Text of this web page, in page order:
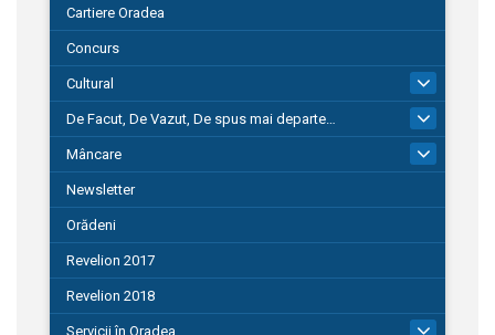
Cartiere Oradea
Concurs
Cultural
De Facut, De Vazut, De spus mai departe…
580
Mâncare
Newsletter
Orădeni
Revelion 2017
Revelion 2018
Servicii în Oradea